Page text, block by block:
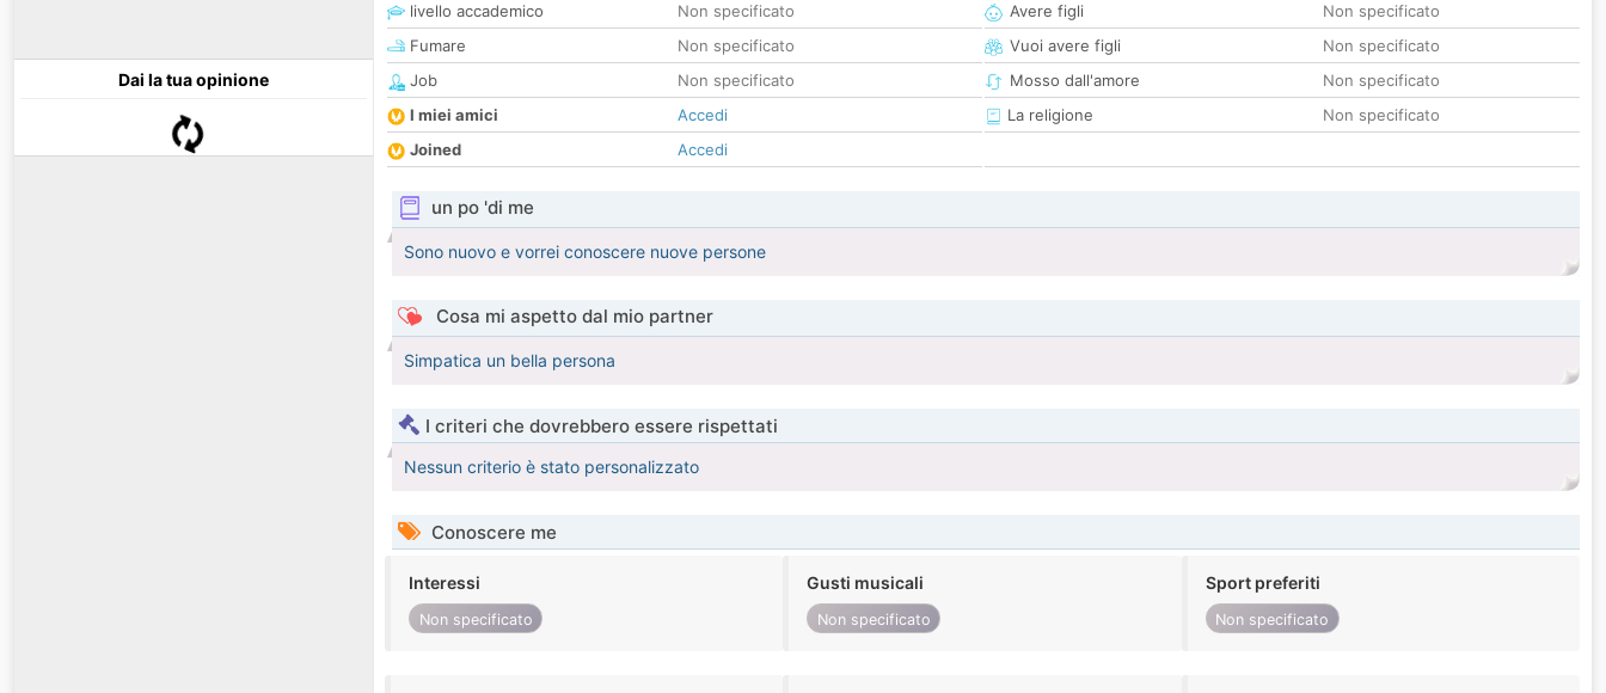
Dai la tua opinione
livello accademico
Non specificato
Fumare
Non specificato
Job
Non specificato
I miei amici
Accedi
Joined
Accedi
Avere figli
Non specificato
Vuoi avere figli
Non specificato
Mosso dall'amore
Non specificato
La religione
Non specificato
un po 'di me
Sono nuovo e vorrei conoscere nuove persone
Cosa mi aspetto dal mio partner
Simpatica un bella persona
I criteri che dovrebbero essere rispettati
Nessun criterio è stato personalizzato
Conoscere me
Interessi
Non specificato
Gusti musicali
Non specificato
Sport preferiti
Non specificato